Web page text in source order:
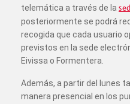
telemática a través de la
posteriormente se podrá
recogida que cada usuario
previstos en la sede
Eivissa o Formentera.
Además, a partir del lunes
manera presencial en los